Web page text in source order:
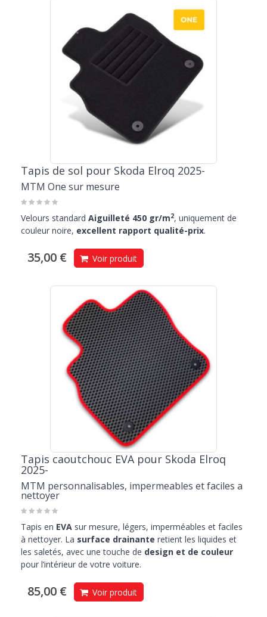
Tapis de sol pour Skoda Elroq 2025-
MTM One sur mesure
Velours standard Aiguilleté 450 gr/m2, uniquement de
couleur noire, excellent rapport qualité-prix.
35,00 € Voir produit
Tapis caoutchouc EVA pour Skoda Elroq
2025-
MTM personnalisables, impermeables et faciles a
nettoyer
Tapis en EVA sur mesure, légers, imperméables et faciles
à nettoyer. La surface drainante retient les liquides et
les saletés, avec une touche de design et de couleur
pour l’intérieur de votre voiture.
85,00 € Voir produit